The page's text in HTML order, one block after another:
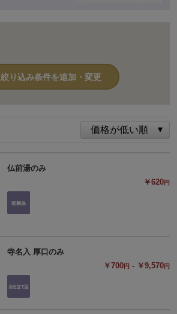
絞り込み条件を追加・変更
仏前湯のみ
￥620円
寺名入 厚口のみ
￥700円 - ￥9,570円